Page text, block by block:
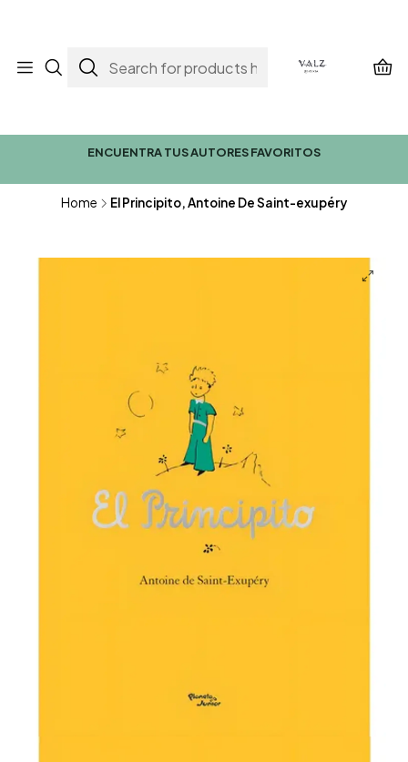
ENCUENTRA TUS AUTORES FAVORITOS
Home El Principito, Antoine De Saint-exupéry